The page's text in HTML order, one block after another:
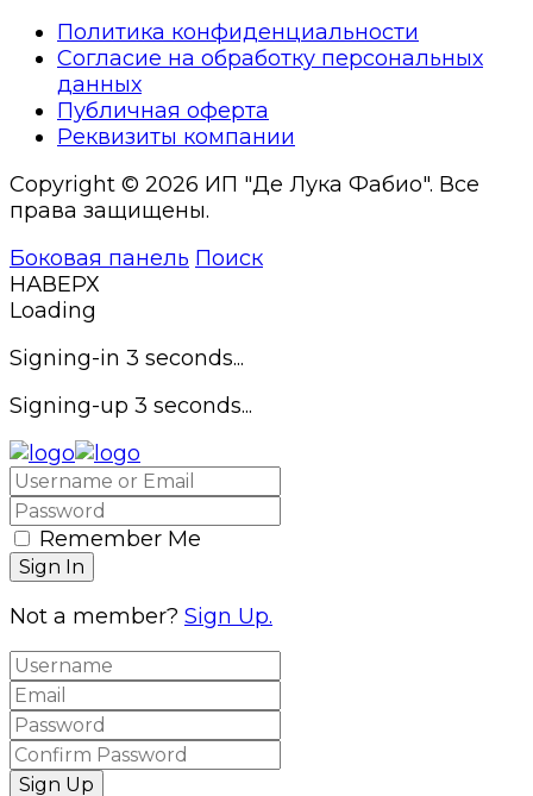
Политика конфиденциальности
Согласие на обработку персональных
данных
Публичная оферта
Реквизиты компании
Copyright © 2026 ИП "Де Лука Фабио". Все
права защищены.
Боковая панель Поиск
НАВЕРХ
Loading
Signing-in 3 seconds...
Signing-up 3 seconds...
Remember Me
Not a member? Sign Up.